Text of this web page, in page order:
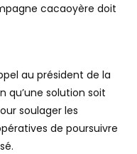
cacaoyère doit
au président de la
qu’une solution soit
soulager les
de poursuivre